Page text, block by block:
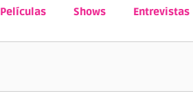
Películas Shows Entrevistas